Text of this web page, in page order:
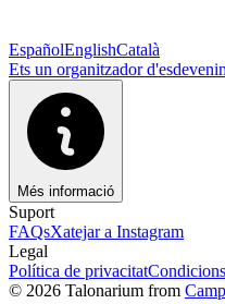
EspañolEnglishCatalà
Ets un organitzador
Més informació
Suport
FAQsXatejar a Instagram
Legal
Política de privacitat
© 2026 Talonarium from